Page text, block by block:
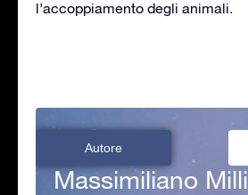
l’accoppiamento degli animali.
Autore
Massimiliano Milli